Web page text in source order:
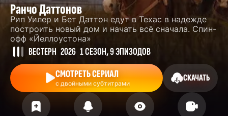
Ранчо Даттонов
Рип Уилер и Бет Даттон едут в Техас в надежде
построить новый дом и начать всё сначала. Спин-
офф «Йеллоустона»
ВЕСТЕРН 2026 1 СЕЗОН, 9 ЭПИЗОДОВ
СМОТРЕТЬ СЕРИАЛ
с двойными субтитрами
СКАЧАТЬ